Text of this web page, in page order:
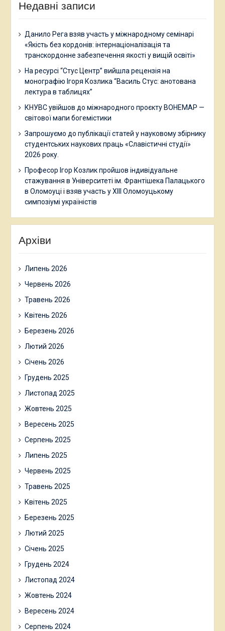
Недавні записи
Данило Рега взяв участь у міжнародному семінарі
«Якість без кордонів: інтернаціоналізація та
транскордонне забезпечення якості у вищій освіті»
На ресурсі “Стус Центр” вийшла рецензія на
монографію Ігоря Козлика “Василь Стус: анотована
лектура в таблицях”
КНУВС увійшов до міжнародного проєкту BOHEMAP —
світової мапи богемістики
Запрошуємо до публікації статей у науковому збірнику
студентських наукових праць «Славістичні студії»
2026 року.
Професор Ігор Козлик пройшов індивідуальне
стажування в Університеті ім. Франтішека Палацького
в Оломоуці і взяв участь у ХІІІ Оломоуцькому
симпозіумі україністів
Архіви
Липень 2026
Червень 2026
Травень 2026
Квітень 2026
Березень 2026
Лютий 2026
Січень 2026
Грудень 2025
Листопад 2025
Жовтень 2025
Вересень 2025
Серпень 2025
Липень 2025
Червень 2025
Травень 2025
Квітень 2025
Березень 2025
Лютий 2025
Січень 2025
Грудень 2024
Листопад 2024
Жовтень 2024
Вересень 2024
Серпень 2024